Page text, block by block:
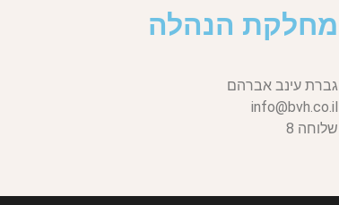
מחלקת הנהלה
גברת עינב אברהם
info@bvh.co.il
שלוחה 8